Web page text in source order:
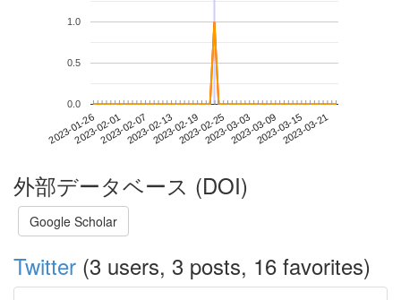
2023-01-262023-02-012023-02-072023-02-132023-02-192023-02-252023-03-032023-03-092023-03-152023-03-21
0.0
0.5
1.0
外部データベース (DOI)
Google Scholar
Twitter (3 users, 3 posts, 16 favorites)